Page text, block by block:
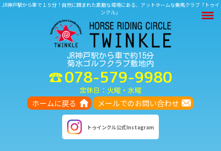
JR神戸駅から車で１５分！自然に囲まれた素敵な環境にある、アットホームな乗馬クラブ「トゥイ
ンクル」
JR神戸駅から車で約15分
菊水ゴルフクラブ敷地内
078-579-9980
定休日：火曜・水曜
ホームに戻る メールでのお問い合わせ
トゥインクル公式Instagram